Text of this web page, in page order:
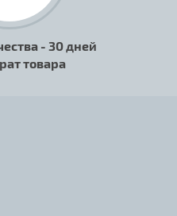
- 30 дней
товара